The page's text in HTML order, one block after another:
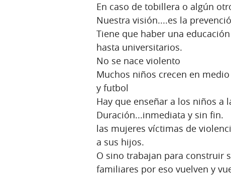
En caso de tobillera o algún
Nuestra visión....es la
Tiene que haber una
hasta universitarios.
No se nace violento
Muchos niños crecen en
y futbol
Hay que enseñar a los niños a
Duración...inmediata y sin fin.
las mujeres víctimas de
a sus hijos.
O sino trabajan para construir
familiares por eso vuelven y